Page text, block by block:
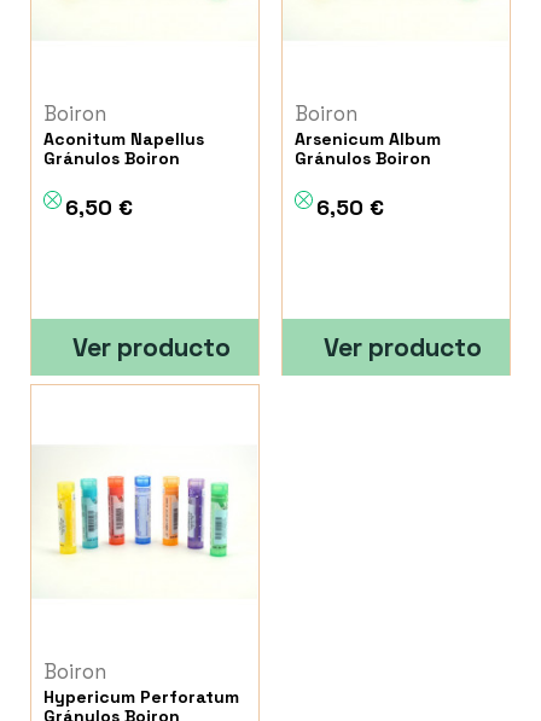
Boiron
Aconitum Napellus
Gránulos Boiron
6,50 €
Ver producto
Boiron
Arsenicum Album
Gránulos Boiron
6,50 €
Ver producto
Boiron
Hypericum Perforatum
Gránulos Boiron